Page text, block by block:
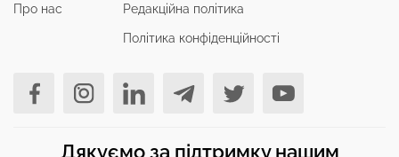
Про нас Редакційна політика
Політика конфіденційності
Дякуємо за підтримку нашим